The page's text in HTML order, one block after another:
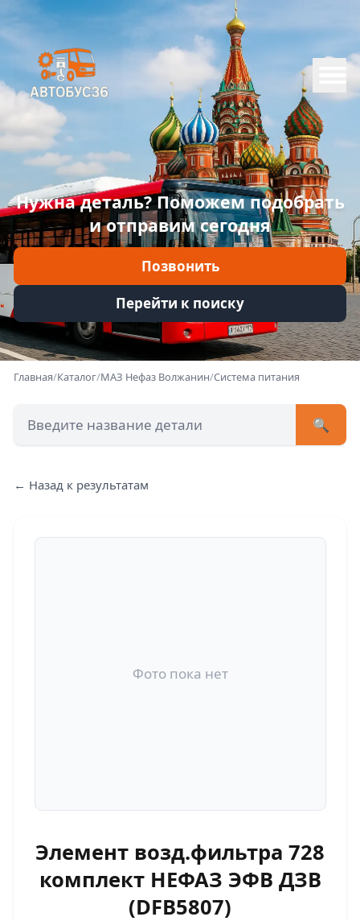
Нужна деталь? Поможем подобрать
и отправим сегодня
Позвонить
Перейти к поиску
Меню
Главная
Каталог
Марки
Информация
Главная/Каталог/МАЗ Нефаз Волжанин/Система питания
🔍
← Назад к результатам
Фото пока нет
Элемент возд.фильтра 728
комплект НЕФАЗ ЭФВ ДЗВ
(DFB5807)